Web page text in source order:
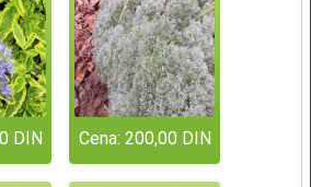
DIN Cena: 200,00 DIN